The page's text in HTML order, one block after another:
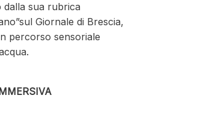
dalla sua rubrica
Giornale di Brescia,
percorso sensoriale